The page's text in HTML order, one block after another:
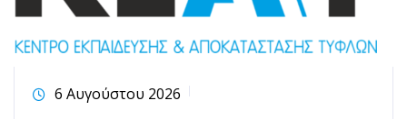
6 Αυγούστου 2026